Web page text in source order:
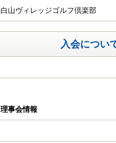
白山ヴィレッジゴルフ倶楽部
入会につい
理事会情報